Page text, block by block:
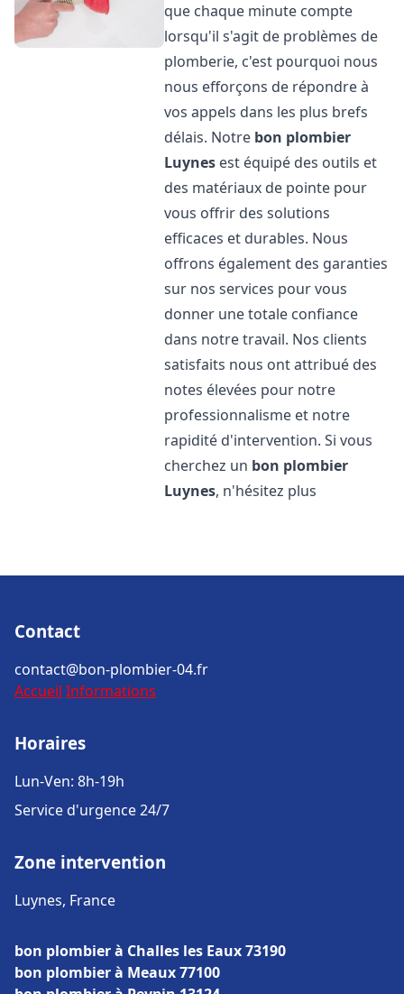
que chaque minute compte
lorsqu'il s'agit de problèmes de
plomberie, c'est pourquoi nous
nous efforçons de répondre à
vos appels dans les plus brefs
délais. Notre bon plombier
Luynes est équipé des outils et
des matériaux de pointe pour
vous offrir des solutions
efficaces et durables. Nous
offrons également des garanties
sur nos services pour vous
donner une totale confiance
dans notre travail. Nos clients
satisfaits nous ont attribué des
notes élevées pour notre
professionnalisme et notre
rapidité d'intervention. Si vous
cherchez un bon plombier
Luynes, n'hésitez plus
Contact
contact@bon-plombier-04.fr
Accueil Informations
Horaires
Lun-Ven: 8h-19h
Service d'urgence 24/7
Zone intervention
Luynes, France
bon plombier à Challes les Eaux 73190
bon plombier à Meaux 77100